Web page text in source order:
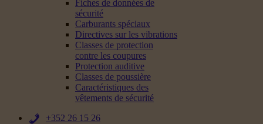
Fiches de données de
sécurité
Carburants spéciaux
Directives sur les vibrations
Classes de protection
contre les coupures
Protection auditive
Classes de poussière
Caractéristiques des
vêtements de sécurité
+352 26 15 26